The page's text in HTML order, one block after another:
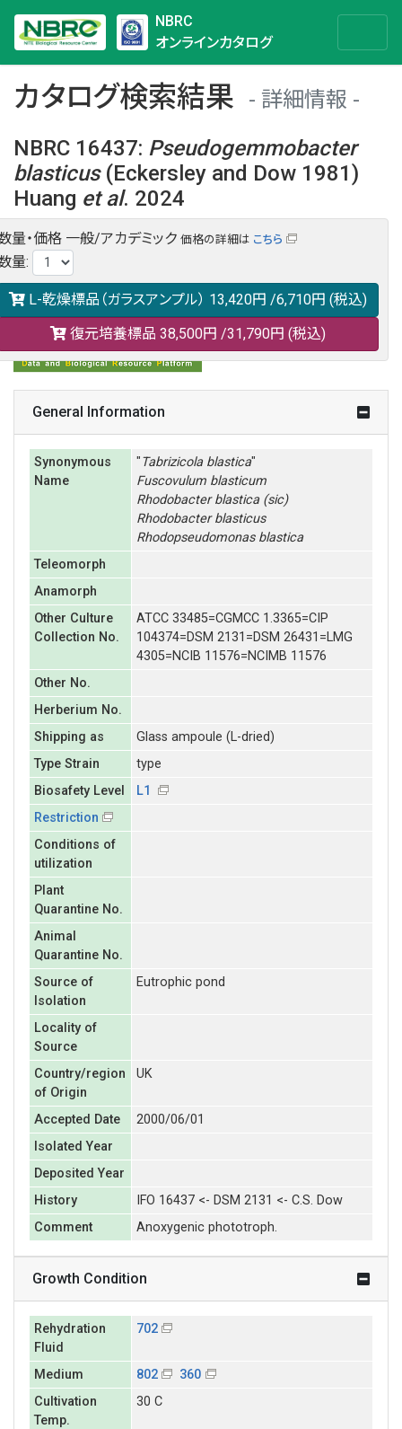
NBRC
オンラインカタログ
カタログ検索結果
詳細情報
NBRC 16437: Pseudogemmobacter
blasticus(Eckersley and Dow 1981)
Huang et al. 2024
NBRC 16437の情報や関連データは以下のバナー(DBRP)か
らご覧ください。
日本語での検索も可能です。
量・価格 一般/アカデミック 価格の詳細は こちら
量:
L-乾燥標品（ガラスアンプル） 13,420円 /6,710円 (税込)
復元培養標品 38,500円 /31,790円 (税込)
General Information
Synonymous
Name
"Tabrizicola blastica"
Fuscovulum blasticum
Rhodobacter blastica (sic)
Rhodobacter blasticus
Rhodopseudomonas blastica
Teleomorph
Anamorph
Other Culture
Collection No.
ATCC 33485=CGMCC 1.3365=CIP
104374=DSM 2131=DSM 26431=LMG
4305=NCIB 11576=NCIMB 11576
Other No.
Herberium No.
Shipping as
Glass ampoule (L-dried)
Type Strain
type
Biosafety Level
L1
Restriction
Conditions of
utilization
Plant
Quarantine No.
Animal
Quarantine No.
Source of
Isolation
Eutrophic pond
Locality of
Source
Country/region
of Origin
UK
Accepted Date
2000/06/01
Isolated Year
Deposited Year
History
IFO 16437 <- DSM 2131 <- C.S. Dow
Comment
Anoxygenic phototroph.
Growth Condition
Rehydration
Fluid
702
Medium 802
360
Cultivation
Temp.
30 C